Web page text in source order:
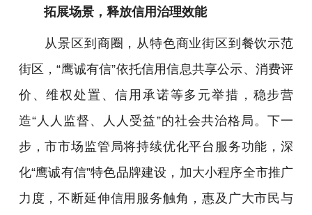
拓展场景，释放信用治理效能
从景区到商圈，从特色商业街区到餐饮示范
街区，“鹰诚有信”依托信用信息共享公示、消费评
价、维权处置、信用承诺等多元举措，稳步营
造“人人监督、人人受益”的社会共治格局。下一
步，市市场监管局将持续优化平台服务功能，深
化“鹰诚有信”特色品牌建设，加大小程序全市推广
力度，不断延伸信用服务触角，惠及广大市民与